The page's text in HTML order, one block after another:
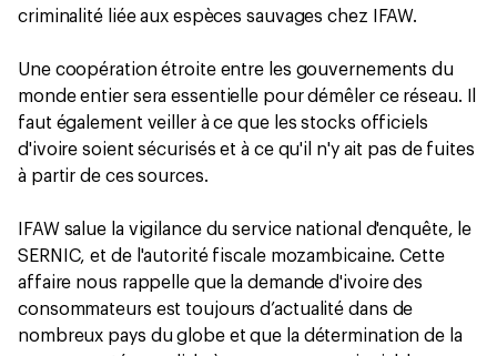
criminalité liée aux espèces sauvages chez IFAW.
Une coopération étroite entre les gouvernements du
monde entier sera essentielle pour démêler ce réseau. Il
faut également veiller à ce que les stocks officiels
d'ivoire soient sécurisés et à ce qu'il n'y ait pas de fuites
à partir de ces sources.
IFAW salue la vigilance du service national d'enquête, le
SERNIC, et de l'autorité fiscale mozambicaine. Cette
affaire nous rappelle que la demande d'ivoire des
consommateurs est toujours d’actualité dans de
nombreux pays du globe et que la détermination de la